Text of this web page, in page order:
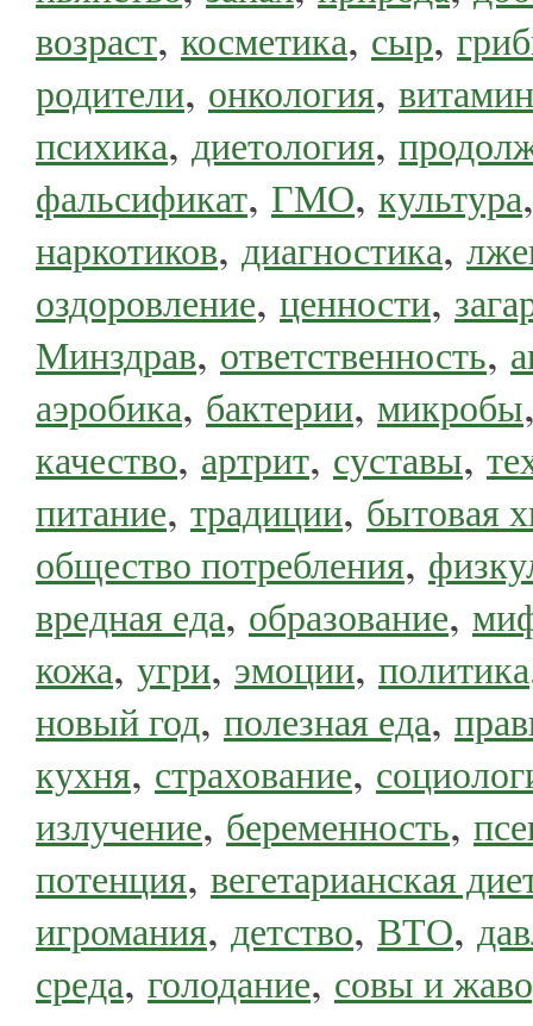
возраст, косметика, сыр,
родители, онкология,
психика, диетология,
фальсификат, ГМО, культура
наркотиков, диагностика,
оздоровление, ценности,
Минздрав, ответственность,
аэробика, бактерии, микробы
качество, артрит, суставы,
питание, традиции, бытовая
общество потребления,
вредная еда, образование,
кожа, угри, эмоции, политика
новый год, полезная еда,
кухня, страхование,
излучение, беременность,
потенция, вегетарианская
игромания, детство, ВТО,
среда, голодание, совы и